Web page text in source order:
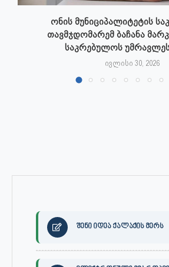
ონის მუნიციპალიტეტის
თავმჯდომარემ ბაჩანა
საკრებულოს
ივლისი 30, 2026
შენი იდეა ქალაქის მერს